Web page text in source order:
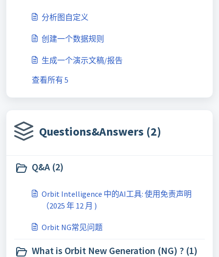
分析图自定义
创建一个数据规则
生成一个演示文稿/报告
查看所有 5
Questions&Answers (2)
Q&A (2)
Orbit Intelligence 中的AI工具: 使用免责声明
（2025 年 12 月 )
Orbit NG常见问题
What is Orbit New Generation (NG) ? (1)